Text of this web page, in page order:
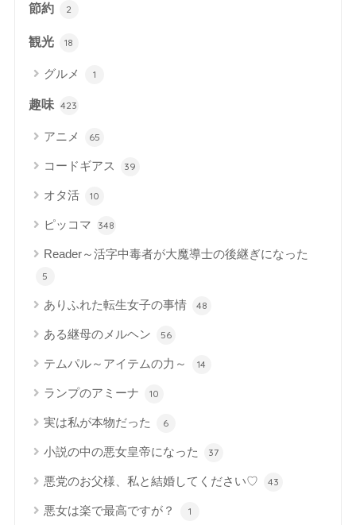
節約 2
観光 18
グルメ 1
趣味 423
アニメ 65
コードギアス 39
オタ活 10
ピッコマ 348
Reader～活字中毒者が大魔導士の後継ぎになった
5
ありふれた転生女子の事情 48
ある継母のメルヘン 56
テムパル～アイテムの力～ 14
ランプのアミーナ 10
実は私が本物だった 6
小説の中の悪女皇帝になった 37
悪党のお父様、私と結婚してください♡ 43
悪女は楽で最高ですが？ 1